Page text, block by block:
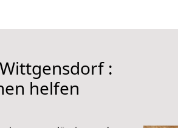
:
helfen